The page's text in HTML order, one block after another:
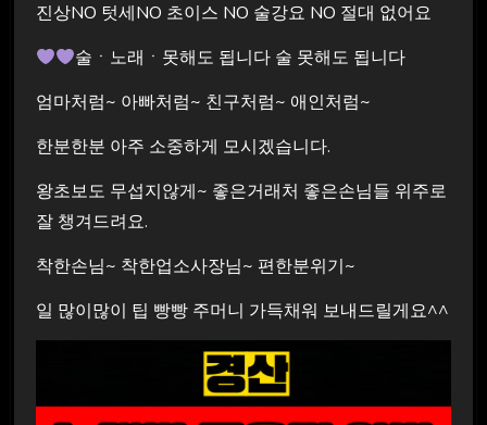
진상NO 텃세NO 초이스 NO 술강요 NO 절대 없어요
술ㆍ노래ㆍ못해도 됩니다 술 못해도 됩니다
엄마처럼~ 아빠처럼~ 친구처럼~ 애인처럼~
한분한분 아주 소중하게 모시겠습니다.
왕초보도 무섭지않게~ 좋은거래처 좋은손님들 위주로
잘 챙겨드려요.
착한손님~ 착한업소사장님~ 편한분위기~
일 많이많이 팁 빵빵 주머니 가득채워 보내드릴게요^^